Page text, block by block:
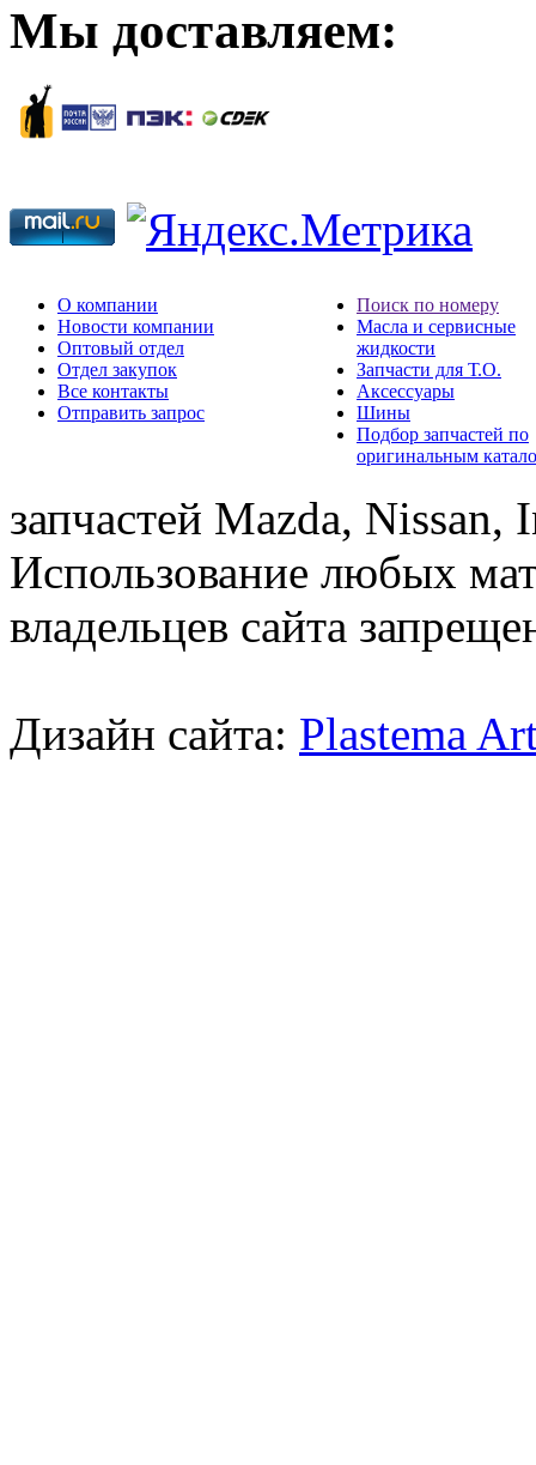
Мы доставляем:
О компании
Новости компании
Оптовый отдел
Отдел закупок
Все контакты
Отправить запрос
Поиск по номеру
Масла и сервисные
жидкости
Запчасти для Т.О.
Аксессуары
Шины
Подбор запчастей по
оригинальным
запчастей Mazda,
Использование любых
владельцев сайта
Дизайн сайта: Plastema